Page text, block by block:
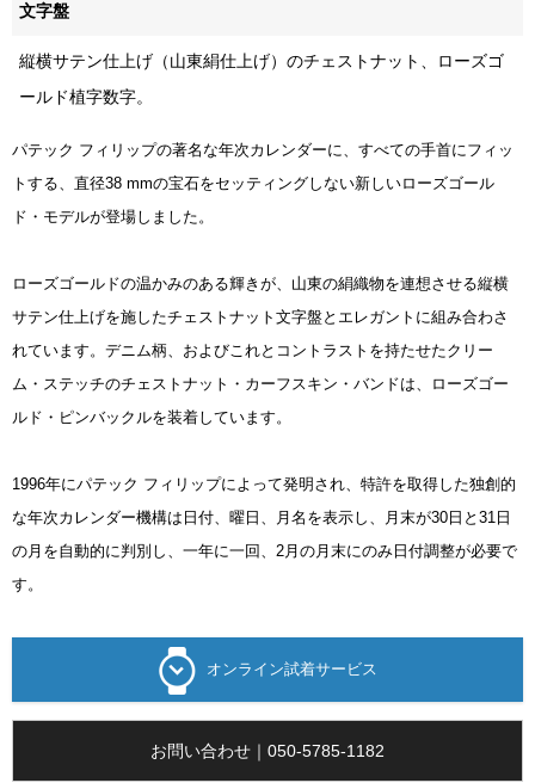
文字盤
縦横サテン仕上げ（山東絹仕上げ）のチェストナット、ローズゴ
ールド植字数字。
パテック フィリップの著名な年次カレンダーに、すべての手首にフィッ
トする、直径38 mmの宝石をセッティングしない新しいローズゴール
ド・モデルが登場しました。
ローズゴールドの温かみのある輝きが、山東の絹織物を連想させる縦横
サテン仕上げを施したチェストナット文字盤とエレガントに組み合わさ
れています。デニム柄、およびこれとコントラストを持たせたクリー
ム・ステッチのチェストナット・カーフスキン・バンドは、ローズゴー
ルド・ピンバックルを装着しています。
1996年にパテック フィリップによって発明され、特許を取得した独創的
な年次カレンダー機構は日付、曜日、月名を表示し、月末が30日と31日
の月を自動的に判別し、一年に一回、2月の月末にのみ日付調整が必要で
す。
オンライン試着サービス
お問い合わせ｜050-5785-1182